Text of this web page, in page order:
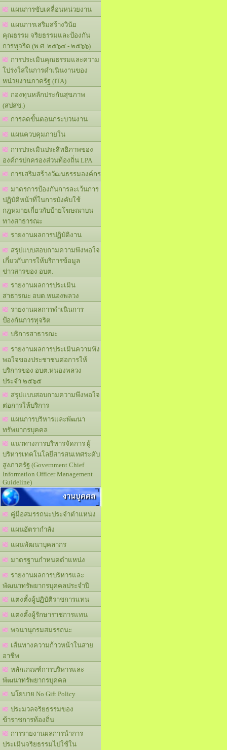
แผนการขับเคลื่อนหน่วยงาน
แผนการเสริมสร้างวินัย
คุณธรรม จริยธรรมและป้องกัน
การทุจริต (พ.ศ. ๒๕๖๔ - ๒๕๖๖)
การประเมินคุณธรรมและความ
โปร่งใสในการดำเนินงานของ
หน่วยงานภาครัฐ (ITA)
กองทุนหลักประกันสุขภาพ
(สปสช.)
การลดขั้นตอนกระบวนงาน
แผนควบคุมภายใน
การประเมินประสิทธิภาพของ
องค์กรปกครองส่วนท้องถิ่น LPA
การเสริมสร้างวัฒนธรรมองค์กร
มาตรการป้องกันการละเว้นการ
ปฏิบัติหน้าที่ในการบังคับใช้
กฎหมายเกี่ยวกับป้ายโฆษณาบน
ทางสาธารณะ
รายงานผลการปฏิบัติงาน
สรุปแบบสอบถามความพึงพอใจ
เกี่ยวกับการให้บริการข้อมูล
ข่าวสารของ อบต.
รายงานผลการประเมิน
สาธารณะ อบต.หนองพลวง
รายงานผลการดำเนินการ
ป้องกันการทุจริต
บริการสาธารณะ
รายงานผลการประเมินความพึง
พอใจของประชาชนต่อการให้
บริการของ อบต.หนองพลวง
ประจำ ๒๕๖๕
สรุปแบบสอบถามความพึงพอใจ
ต่อการให้บริการ
แผนการบริหารและพัฒนา
ทรัพยากรบุคคล
แนวทางการบริหารจัดการ ผู้
บริหารเทคโนโลยีสารสนเทศระดับ
สูงภาครัฐ (Government Chief
Information Officer Management
Guideline)
งานบุคคล
คู่มือสมรรถนะประจำตำแหน่ง
แผนอัตรากำลัง
แผนพัฒนาบุคลากร
มาตรฐานกำหนดตำแหน่ง
รายงานผลการบริหารและ
พัฒนาทรัพยากรบุคคลประจำปี
แต่งตั้งผู้ปฏิบัติราชการแทน
แต่งตั้งผู้รักษาราชการแทน
พจนานุกรมสมรรถนะ
เส้นทางความก้าวหน้าในสาย
อาชีพ
หลักเกณฑ์การบริหารและ
พัฒนาทรัพยากรบุคคล
นโยบาย No Gift Policy
ประมวลจริยธรรมของ
ข้าราชการท้องถิ่น
การรายงานผลการนำการ
ประเมินจริยธรรมไปใช้ใน